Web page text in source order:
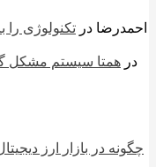
احمدرضا در تکنولوژی
در همتا سیستم مشکل
چگونه در بازار ارز